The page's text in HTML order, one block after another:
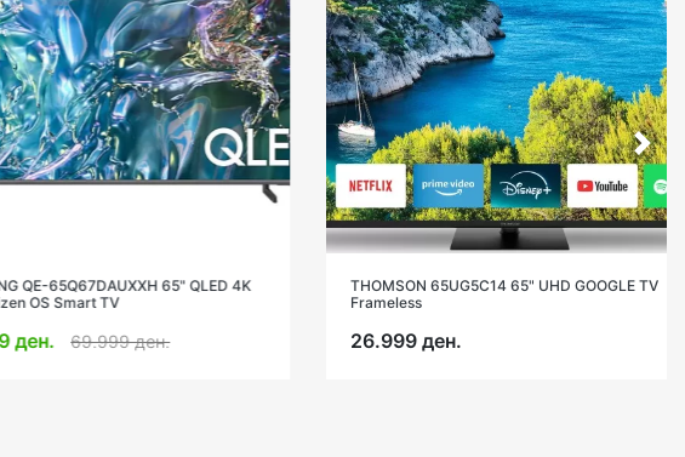
65Q67DAUXXH 65" QLED 4K
Smart TV
69.999 ден.
THOMSON 65UG5C14 65" UHD GOOGLE TV
Frameless
26.999 ден.